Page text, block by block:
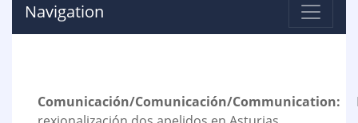
Navigation
Comunicación/Comunicación/Communication: